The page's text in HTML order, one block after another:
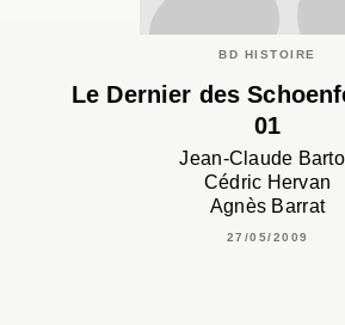
BD HISTOIRE
Le Dernier des
01
Jean-Claude Bartoll
Cédric Hervan
Agnès Barrat
27/05/2009